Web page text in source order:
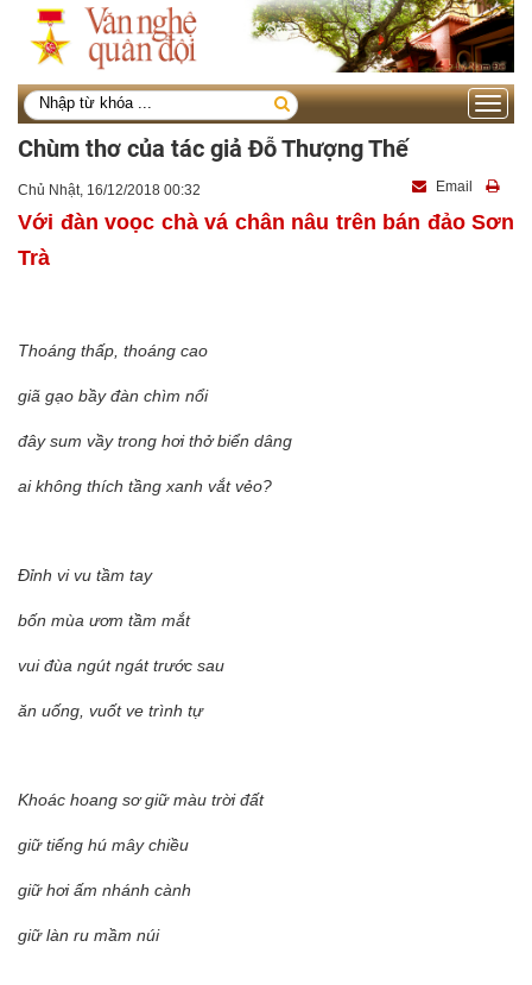
Toggle
Chùm thơ của tác giả Đỗ Thượng Thế
Chủ Nhật, 16/12/2018 00:32 Email
Với đàn voọc chà vá chân nâu trên bán đảo Sơn
Trà
Thoáng thấp, thoáng cao
giã gạo bầy đàn chìm nổi
đây sum vầy trong hơi thở biển dâng
ai không thích tầng xanh vắt vẻo?
Đỉnh vi vu tầm tay
bốn mùa ươm tầm mắt
vui đùa ngút ngát trước sau
ăn uống, vuốt ve trình tự
Khoác hoang sơ giữ màu trời đất
giữ tiếng hú mây chiều
giữ hơi ấm nhánh cành
giữ làn ru mầm núi